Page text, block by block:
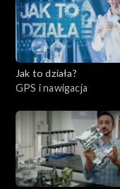
Jak to działa?
GPS i nawigacja